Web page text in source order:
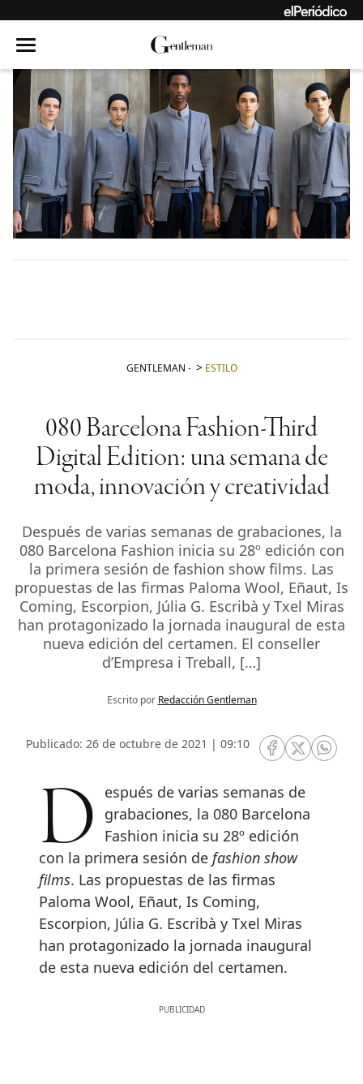
GENTLEMAN - ESTILO
080 Barcelona Fashion-Third
Digital Edition: una semana de
moda, innovación y creatividad
Después de varias semanas de grabaciones, la
080 Barcelona Fashion inicia su 28º edición con
la primera sesión de fashion show films. Las
propuestas de las firmas Paloma Wool, Eñaut, Is
Coming, Escorpion, Júlia G. Escribà y Txel Miras
han protagonizado la jornada inaugural de esta
nueva edición del certamen. El conseller
d’Empresa i Treball, […]
Escrito por Redacción Gentleman
Publicado: 26 de octubre de 2021 | 09:10
RRSS Facebook
RRSSRRSS
Después de varias semanas de
grabaciones, la 080 Barcelona
Fashion inicia su 28º edición
con la primera sesión de fashion show
films. Las propuestas de las firmas
Paloma Wool, Eñaut, Is Coming,
Escorpion, Júlia G. Escribà y Txel Miras
han protagonizado la jornada inaugural
de esta nueva edición del certamen.